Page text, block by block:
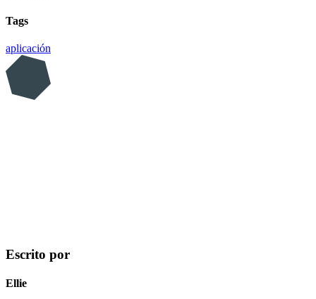
Tags
aplicación
Escrito por
Ellie